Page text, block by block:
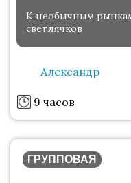
К необычным
светлячков
Александр
9 часов
ГРУППОВАЯ